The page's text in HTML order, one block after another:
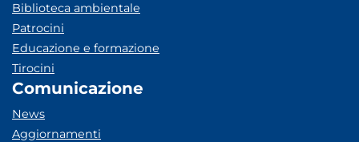
Biblioteca ambientale
Patrocini
Educazione e formazione
Tirocini
Comunicazione
News
Aggiornamenti